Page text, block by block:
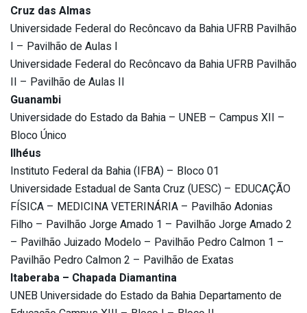
Cruz das Almas
Universidade Federal do Recôncavo da Bahia UFRB Pavilhão
I – Pavilhão de Aulas I
Universidade Federal do Recôncavo da Bahia UFRB Pavilhão
II – Pavilhão de Aulas II
Guanambi
Universidade do Estado da Bahia – UNEB – Campus XII –
Bloco Único
Ilhéus
Instituto Federal da Bahia (IFBA) – Bloco 01
Universidade Estadual de Santa Cruz (UESC) – EDUCAÇÃO
FÍSICA – MEDICINA VETERINÁRIA – Pavilhão Adonias
Filho – Pavilhão Jorge Amado 1 – Pavilhão Jorge Amado 2
– Pavilhão Juizado Modelo – Pavilhão Pedro Calmon 1 –
Pavilhão Pedro Calmon 2 – Pavilhão de Exatas
Itaberaba – Chapada Diamantina
UNEB Universidade do Estado da Bahia Departamento de